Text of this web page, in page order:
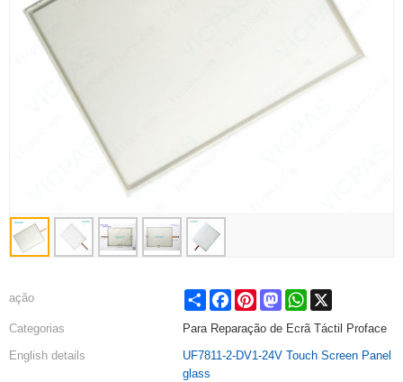
ação Share FacebookPinterestMastodonWhatsApp
Categorias
Para Reparação de Ecrã Táctil Proface
English details
UF7811-2-DV1-24V Touch Screen Panel
glass